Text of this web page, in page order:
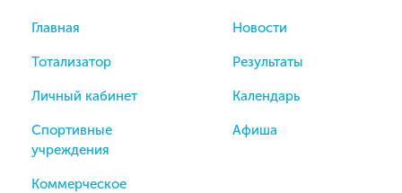
Главная
Тотализатор
Личный кабинет
Спортивные
учреждения
Коммерческое
Новости
Результаты
Календарь
Афиша